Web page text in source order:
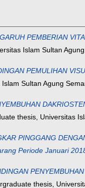
PEMBERIAN
Islam Sultan
PEMULIHAN
Sultan Agung
thesis, Universitas
PINGGANG
Periode Januari
thesis,